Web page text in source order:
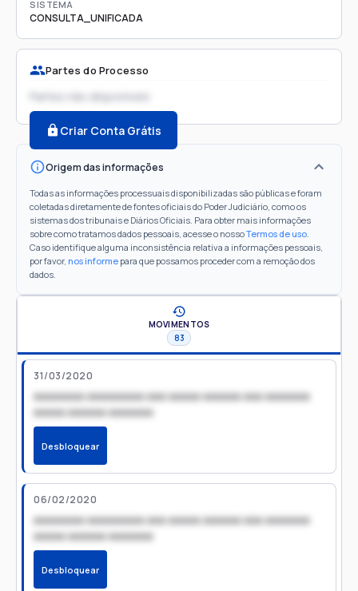
SISTEMA
CONSULTA_UNIFICADA
Partes do Processo
Partes não disponíveis
Criar Conta Grátis
Origem das informações
Todas as informações processuais disponibilizadas são públicas e foram
coletadas diretamente de fontes oficiais do Poder Judiciário, como os
sistemas dos tribunais e Diários Oficiais. Para obter mais informações
sobre como tratamos dados pessoais, acesse o nossoTermos de uso.
Caso identifique alguma inconsistência relativa a informações pessoais,
por favor, nos informe para que possamos proceder com a remoção dos
dados.
MOVIMENTOS
83
31/03/2020
xxxxxxxx xxxxxxxxx xxx xxxxx xxxxxx xxx xxxxxxx
xxxxx xxxxxx xxxxxxx
Desbloquear
06/02/2020
xxxxxxxx xxxxxxxxx xxx xxxxx xxxxxx xxx xxxxxxx
xxxxx xxxxxx xxxxxxx
Desbloquear